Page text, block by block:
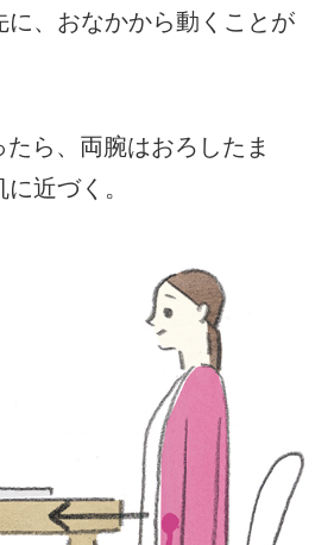
ン」と、美しい姿勢づくりに役立
らしのなかで少しずつ意識してみ
ましょう。（『天然生活』2025
年6月号掲載）
に、おなかから動くことが
ら、両腕はおろしたま
近づく。